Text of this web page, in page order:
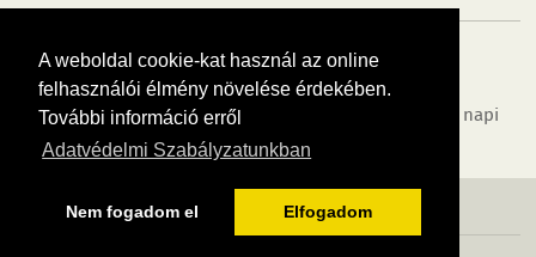
A weboldal cookie-kat használ az online
felhasználói élmény növelése érdekében.
További információ erről
Adatvédelmi Szabályzatunkban
Nem fogadom el Elfogadom
Tudj meg többet városodról! Hírek, programok, képek, napi
menü, cégek…. és minden, ami Rábaköz
MÉDIAAJÁNLÓ ADATVÉDELEM IMPRESSZUM RÓLUNK